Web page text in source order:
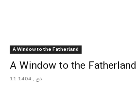
A Window to the Fatherland
A Window to the Fatherland
11 دی , 1404